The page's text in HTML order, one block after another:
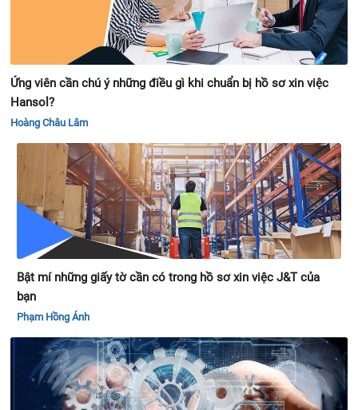
Ứng viên cần chú ý những điều gì khi chuẩn bị hồ sơ xin việc
Hansol?
Hoàng Châu Lâm
Bật mí những giấy tờ cần có trong hồ sơ xin việc J&T của
bạn
Phạm Hồng Ánh